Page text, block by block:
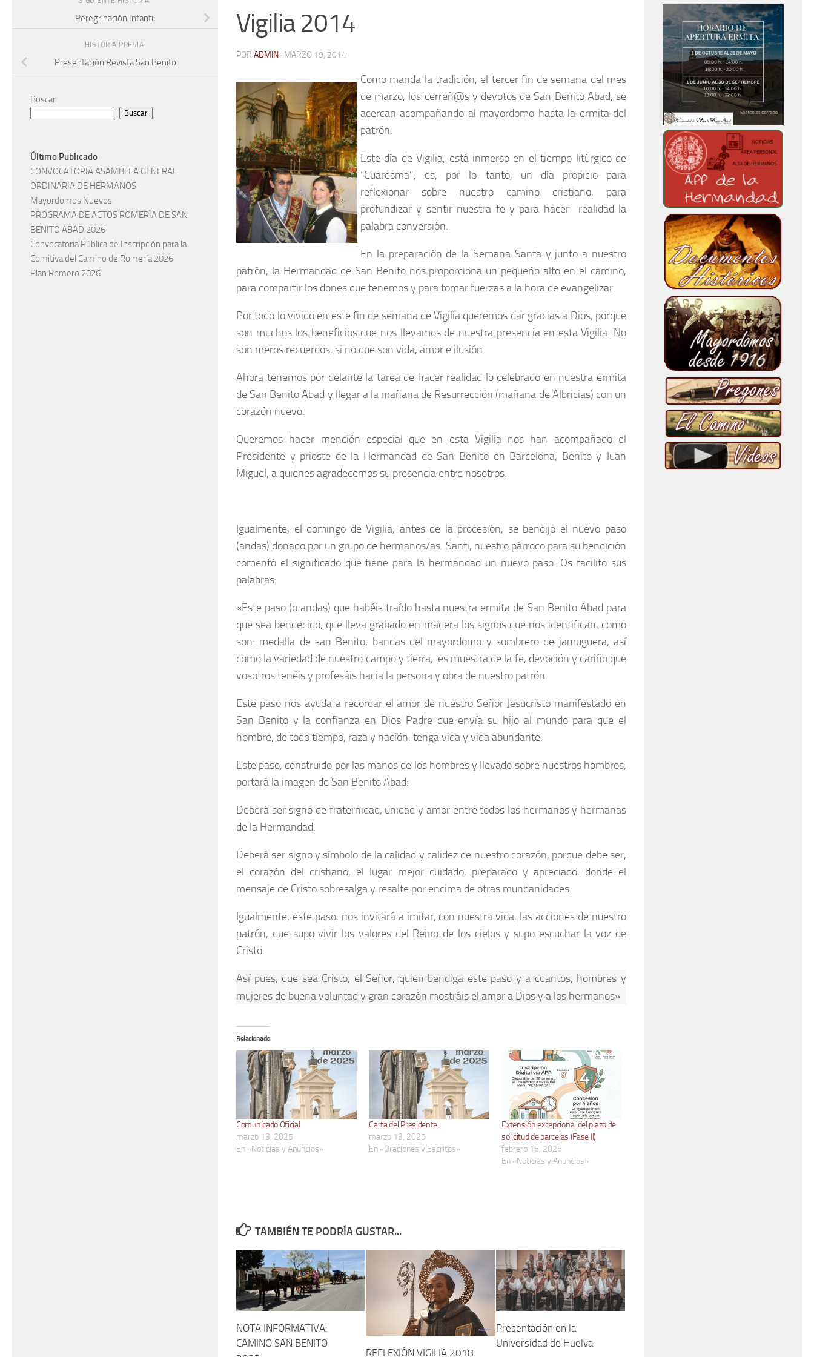
Vigilia 2014
POR ADMIN · MARZO 19, 2014
Como manda la tradición, el tercer fin de semana del mes
de marzo, los cerreñ@s y devotos de San Benito Abad, se
acercan acompañando al mayordomo hasta la ermita del
patrón.
Este día de Vigilia, está inmerso en el tiempo litúrgico de
“Cuaresma”, es, por lo tanto, un día propicio para
reflexionar sobre nuestro camino cristiano, para
profundizar y sentir nuestra fe y para hacer realidad la
palabra conversión.
En la preparación de la Semana Santa y junto a nuestro
patrón, la Hermandad de San Benito nos proporciona un pequeño alto en el camino,
para compartir los dones que tenemos y para tomar fuerzas a la hora de evangelizar.
Por todo lo vivido en este fin de semana de Vigilia queremos dar gracias a Dios, porque
son muchos los beneficios que nos llevamos de nuestra presencia en esta Vigilia. No
son meros recuerdos, si no que son vida, amor e ilusión.
Ahora tenemos por delante la tarea de hacer realidad lo celebrado en nuestra ermita
de San Benito Abad y llegar a la mañana de Resurrección (mañana de Albricias) con un
corazón nuevo.
Queremos hacer mención especial que en esta Vigilia nos han acompañado el
Presidente y prioste de la Hermandad de San Benito en Barcelona, Benito y Juan
Miguel, a quienes agradecemos su presencia entre nosotros.
Igualmente, el domingo de Vigilia, antes de la procesión, se bendijo el nuevo paso
(andas) donado por un grupo de hermanos/as. Santi, nuestro párroco para su bendición
comentó el significado que tiene para la hermandad un nuevo paso. Os facilito sus
palabras:
«Este paso (o andas) que habéis traído hasta nuestra ermita de San Benito Abad para
que sea bendecido, que lleva grabado en madera los signos que nos identifican, como
son: medalla de san Benito, bandas del mayordomo y sombrero de jamuguera, así
como la variedad de nuestro campo y tierra, es muestra de la fe, devoción y cariño que
vosotros tenéis y profesáis hacia la persona y obra de nuestro patrón.
Este paso nos ayuda a recordar el amor de nuestro Señor Jesucristo manifestado en
San Benito y la confianza en Dios Padre que envía su hijo al mundo para que el
hombre, de todo tiempo, raza y nación, tenga vida y vida abundante.
Este paso, construido por las manos de los hombres y llevado sobre nuestros hombros,
portará la imagen de San Benito Abad:
Deberá ser signo de fraternidad, unidad y amor entre todos los hermanos y hermanas
de la Hermandad.
Deberá ser signo y símbolo de la calidad y calidez de nuestro corazón, porque debe ser,
el corazón del cristiano, el lugar mejor cuidado, preparado y apreciado, donde el
mensaje de Cristo sobresalga y resalte por encima de otras mundanidades.
Igualmente, este paso, nos invitará a imitar, con nuestra vida, las acciones de nuestro
patrón, que supo vivir los valores del Reino de los cielos y supo escuchar la voz de
Cristo.
Así pues, que sea Cristo, el Señor, quien bendiga este paso y a cuantos, hombres y
mujeres de buena voluntad y gran corazón mostráis el amor a Dios y a los hermanos»
Relacionado
Comunicado Oficial
marzo 13, 2025
En «Noticias y Anuncios»
Carta del Presidente
marzo 13, 2025
En «Oraciones y Escritos»
Extensión excepcional del plazo de
solicitud de parcelas (Fase II)
febrero 16, 2026
En «Noticias y Anuncios»
TAMBIÉN TE PODRÍA GUSTAR...
NOTA INFORMATIVA:
CAMINO SAN BENITO
REFLEXIÓN VIGILIA 2018
Presentación en la
Universidad de Huelva
Peregrinación Infantil
HISTORIA PREVIA
Presentación Revista San Benito
Buscar
Buscar
Último Publicado
CONVOCATORIA ASAMBLEA GENERAL
ORDINARIA DE HERMANOS
Mayordomos Nuevos
PROGRAMA DE ACTOS ROMERÍA DE SAN
BENITO ABAD 2026
Convocatoria Pública de Inscripción para la
Comitiva del Camino de Romería 2026
Plan Romero 2026